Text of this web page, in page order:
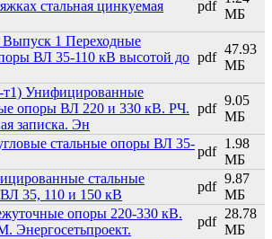
стальная цинкуемая
pdf
МБ
Выпуск 1 Переходные
ВЛ 35-110 кВ высотой до pdf
47.93
МБ
т1) Унифицированные
опоры ВЛ 220 и 330 кВ. РЧ.
записка. Эн
pdf
9.05
МБ
стальные опоры ВЛ 35-
pdf
1.98
МБ
стальные
35, 110 и 150 кВ
pdf
9.87
МБ
опоры 220-330 кВ.
Энергосетьпроект.
pdf
28.78
МБ